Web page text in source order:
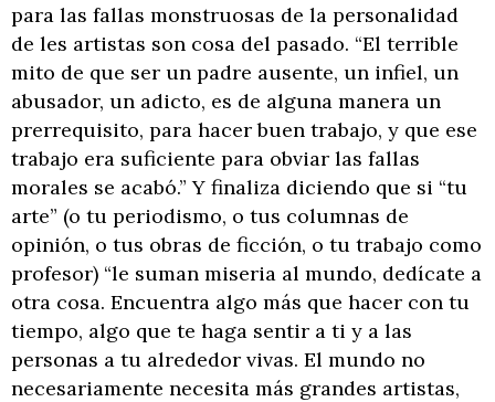
para las fallas monstruosas de la personalidad
de les artistas son cosa del pasado. “El terrible
mito de que ser un padre ausente, un infiel, un
abusador, un adicto, es de alguna manera un
prerrequisito, para hacer buen trabajo, y que ese
trabajo era suficiente para obviar las fallas
morales se acabó.” Y finaliza diciendo que si “tu
arte” (o tu periodismo, o tus columnas de
opinión, o tus obras de ficción, o tu trabajo como
profesor) “le suman miseria al mundo, dedícate a
otra cosa. Encuentra algo más que hacer con tu
tiempo, algo que te haga sentir a ti y a las
personas a tu alrededor vivas. El mundo no
necesariamente necesita más grandes artistas,